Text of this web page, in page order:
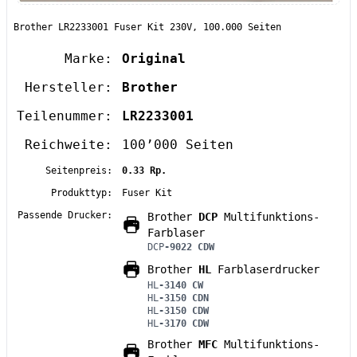
Brother LR2233001 Fuser Kit 230V, 100.000 Seiten
Marke:
Original
Hersteller:
Brother
Teilenummer:
LR2233001
Reichweite:
100’000 Seiten
Seitenpreis:
0.33 Rp.
Produkttyp:
Fuser Kit
Passende Drucker:
Brother DCP Multifunktions-
Farblaser
DCP-9022 CDW
Brother HL Farblaserdrucker
HL-3140 CW
HL-3150 CDN
HL-3150 CDW
HL-3170 CDW
Brother MFC Multifunktions-